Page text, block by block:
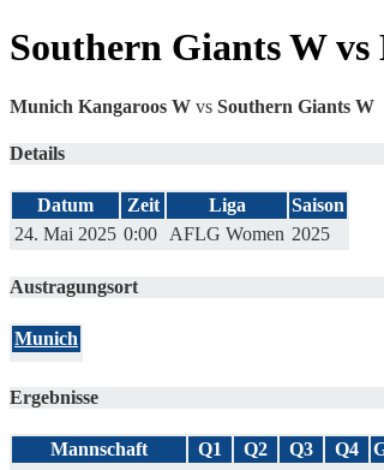
Southern Giants W
Munich Kangaroos W vs Southern Giants W
Details
Datum Zeit Liga
Saison
24. Mai 2025 0:00 AFLG Women 2025
Austragungsort
Munich
Ergebnisse
Mannschaft Q1 Q2 Q3 Q4